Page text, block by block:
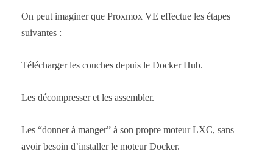
On peut imaginer que Proxmox VE effectue les étapes
suivantes :
Télécharger les couches depuis le Docker Hub.
Les décompresser et les assembler.
Les “donner à manger” à son propre moteur LXC, sans
avoir besoin d’installer le moteur Docker.